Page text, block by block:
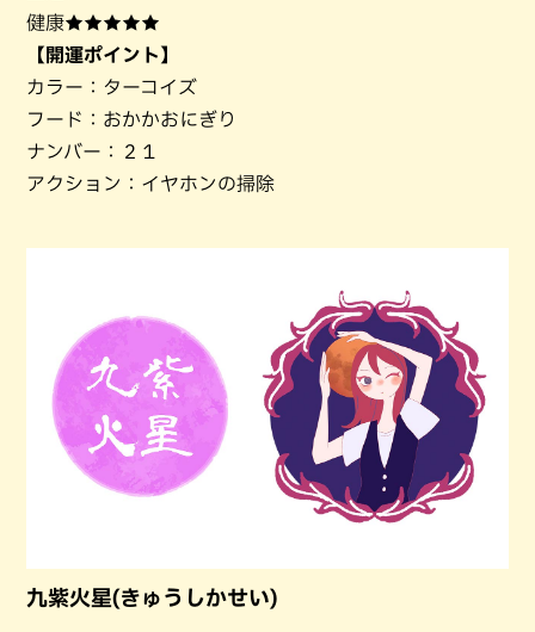
健康★★★★★
【開運ポイント】
カラー：ターコイズ
フード：おかかおにぎり
ナンバー：２１
アクション：イヤホンの掃除
九紫火星(きゅうしかせい)